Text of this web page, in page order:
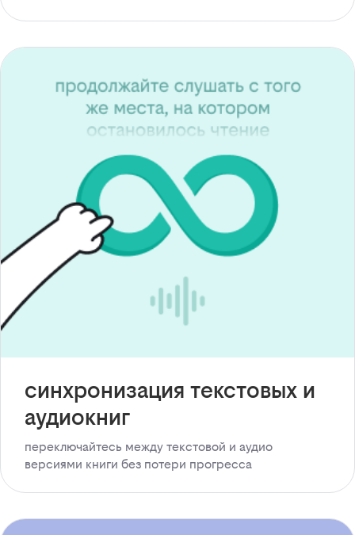
синхронизация текстовых и
аудиокниг
переключайтесь между текстовой и аудио
версиями книги без потери прогресса